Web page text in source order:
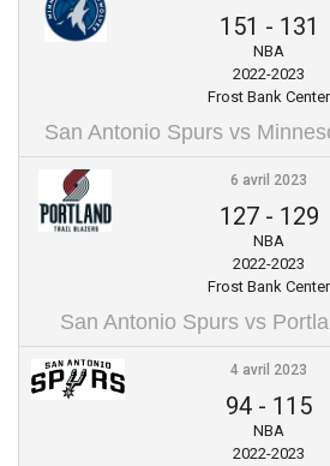
151 - 131
NBA
2022-2023
Frost Bank Center
San Antonio Spurs vs
6 avril 2023
127- 129
NBA
2022-2023
Frost Bank Center
San Antonio Spurs vs
4 avril 2023
94 - 115
NBA
2022-2023